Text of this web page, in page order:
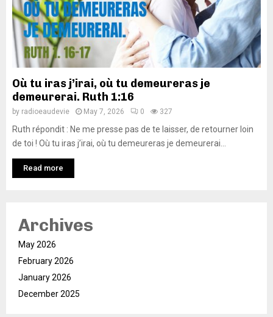
Où tu iras j’irai, où tu demeureras je
demeurerai. Ruth 1:16
by radioeaudevie May 7, 2026 0 327
Ruth répondit : Ne me presse pas de te laisser, de retourner loin
de toi ! Où tu iras j’irai, où tu demeureras je demeurerai...
Read more
Archives
May 2026
February 2026
January 2026
December 2025